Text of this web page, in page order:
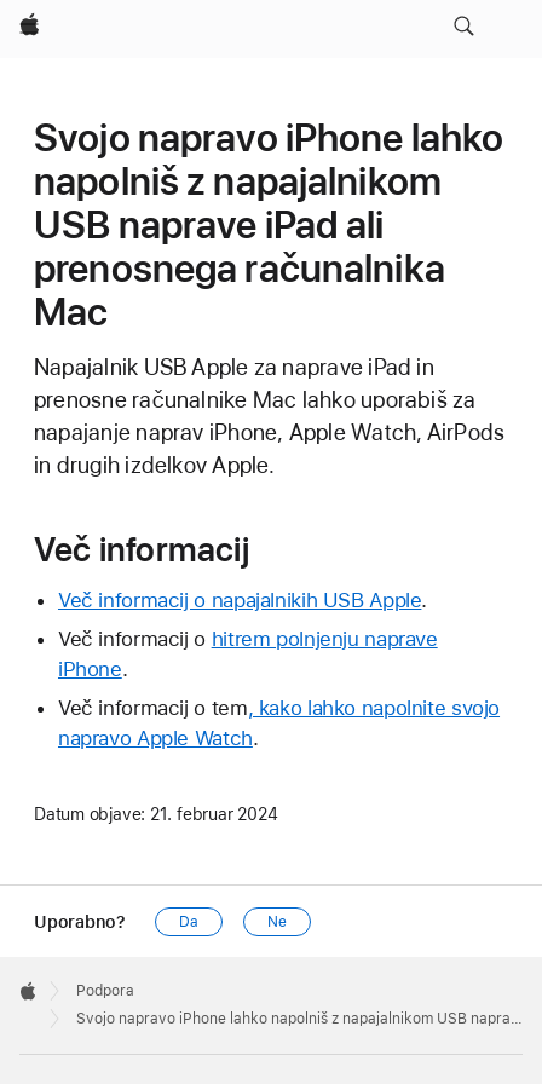
Apple
Svojo napravo iPhone lahko
napolniš z napajalnikom
USB naprave iPad ali
prenosnega računalnika
Mac
Napajalnik USB Apple za naprave iPad in
prenosne računalnike Mac lahko uporabiš za
napajanje naprav iPhone, Apple Watch, AirPods
in drugih izdelkov Apple.
Več informacij
Več informacij o napajalnikih USB Apple.
Več informacij o hitrem polnjenju naprave
iPhone.
Več informacij o tem, kako lahko napolnite svojo
napravo Apple Watch.
Datum objave: 21. februar 2024
Uporabno? Da Ne
Footer

Apple
Podpora
Svojo napravo iPhone lahko napolniš z napajalnikom USB naprave iPad ali prenosnega računalnika Mac